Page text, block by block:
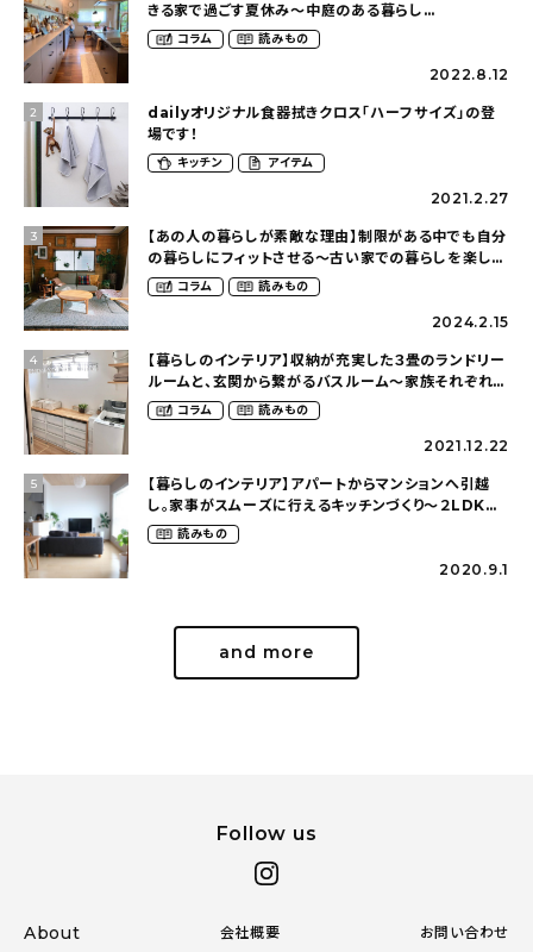
きる家で過ごす夏休み〜中庭のある暮らし
（yume_2700さん）
コラム 読みもの
2022.8.12
2
dailyオリジナル食器拭きクロス「ハーフサイズ」の登
場です！
キッチン アイテム
2021.2.27
3
【あの人の暮らしが素敵な理由】制限がある中でも自分
の暮らしにフィットさせる〜古い家での暮らしを楽しむ
（idasanchiさん）
コラム 読みもの
2024.2.15
4
【暮らしのインテリア】収納が充実した３畳のランドリー
ルームと、玄関から繋がるバスルーム〜家族それぞれが
くつろげて、少し遊び心のある家（megu6465さん）
コラム 読みもの
2021.12.22
5
【暮らしのインテリア】アパートからマンションへ引越
し。家事がスムーズに行えるキッチンづくり〜２LDKの
賃貸暮らし（mari_ppe_さん）
読みもの
2020.9.1
and more
Follow us
About 会社概要 お問い合わせ